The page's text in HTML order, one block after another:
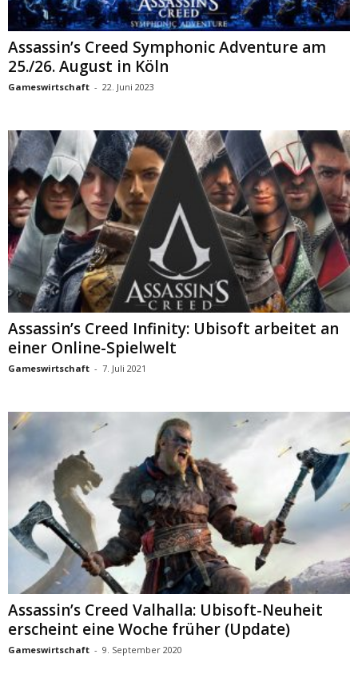
Assassin’s Creed Symphonic Adventure am
25./26. August in Köln
Gameswirtschaft - 22. Juni 2023
Assassin’s Creed Infinity: Ubisoft arbeitet an
einer Online-Spielwelt
Gameswirtschaft - 7. Juli 2021
Assassin’s Creed Valhalla: Ubisoft-Neuheit
erscheint eine Woche früher (Update)
Gameswirtschaft - 9. September 2020